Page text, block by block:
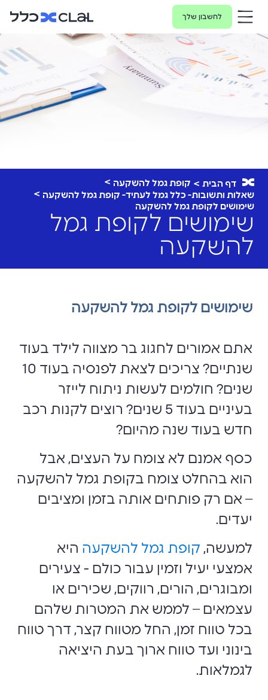
לחשבון שלך
דף הבית
קופת גמל להשקעה
שאלות ותשובות- כלל גמל לעתיד- קופת גמל להשקעה
שימושים לקופת גמל להשקעה
שימושים לקופת גמל
להשקעה
שימושים לקופת גמל להשקעה
אתם אמורים לחגוג בר מצווה לילד בעוד
שנתיים? צריכים לצאת לפנסיה בעוד 10
שנים? חולמים לעשות ניתוח לייזר
בעיניים בעוד 5 שנים? רוצים לקנות רכב
חדש בעוד שנה מהיום?
כסף אמנם לא צומח על העצים, אבל
הוא בהחלט צומח בקופת גמל להשקעה
– אם רק פותחים אותה בזמן ומציבים
יעדים.
למעשה, קופת גמל להשקעה היא
אמצעי יעיל וזמין עבור כולם - צעירים
ומבוגרים, הורים, רווקים, שכירים או
עצמאים – לממש את המטרות שלהם
בכל טווח זמן, החל מטווח קצר, דרך טווח
בינוני ועד טווח ארוך בעת היציאה
לגמלאות.